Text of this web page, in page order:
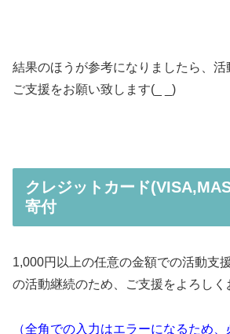
結果のほうが参考になりましたら、
ご支援をお願い致します(_ _)
クレジットカード
寄付
1,000円以上の任意の金額での活動支
の活動継続のため、ご支援をよろしく
（全角での入力はエラーになるため